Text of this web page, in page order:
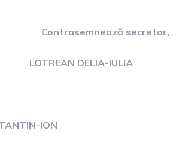
secretar,
DELIA-IULIA
ION